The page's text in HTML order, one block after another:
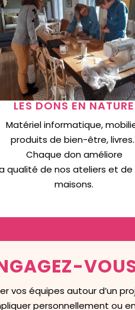
LES DONS EN NATURE
Matériel informatique,
produits de bien-être,
Chaque don améliore
qualité de nos ateliers et de
maisons.
vos équipes autour d’un
personnellement ou